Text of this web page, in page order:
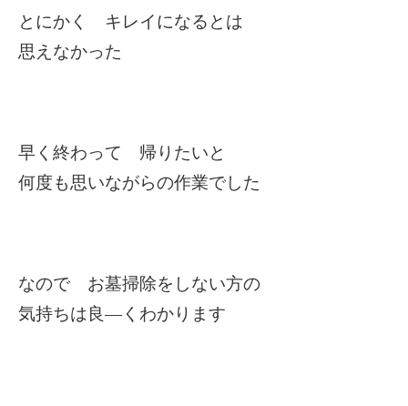
とにかく キレイになるとは
思えなかった
早く終わって 帰りたいと
何度も思いながらの作業でした
なので お墓掃除をしない方の
気持ちは良―くわかります